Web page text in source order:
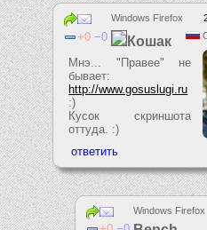
Windows Firefox
0 0 Кошак
Мнэ... "Правее" не
бывает:
http://www.gosuslugi.ru
:)
Кусок скриншота
оттуда. :)
Windows Firefox